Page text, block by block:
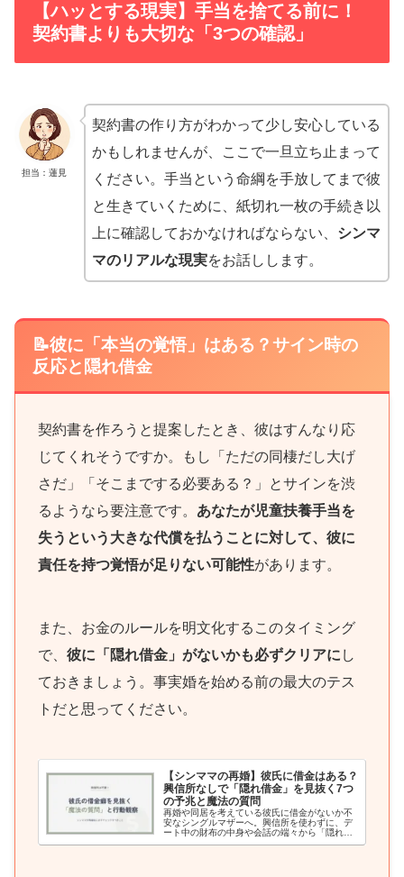
【ハッとする現実】手当を捨てる前に！
契約書よりも大切な「3つの確認」
担当：蓮見
契約書の作り方がわかって少し安心している
かもしれませんが、ここで一旦立ち止まって
ください。手当という命綱を手放してまで彼
と生きていくために、紙切れ一枚の手続き以
上に確認しておかなければならない、 シンマ
マのリアルな現実をお話しします。
📝彼に「本当の覚悟」はある？サイン時の
反応と隠れ借金
契約書を作ろうと提案したとき、彼はすんなり応
じてくれそうですか。もし「ただの同棲だし大げ
さだ」「そこまでする必要ある？」とサインを渋
るようなら要注意です。 あなたが児童扶養手当を
失うという大きな代償を払うことに対して、彼に
責任を持つ覚悟が足りない可能性があります。
また、お金のルールを明文化するこのタイミング
で、 彼に「隠れ借金」がないかも必ずクリアに し
ておきましょう。事実婚を始める前の最大のテス
トだと思ってください。
【シンママの再婚】彼氏に借金はある？
興信所なしで「隠れ借金」を見抜く7つ
の予兆と魔法の質問
再婚や同居を考えている彼氏に借金がないか不
安なシングルマザーへ。興信所を使わずに、デ
ート中の財布の中身や会話の端々から「隠れ借
金」を見抜くプロ級のチェックリストと、相手